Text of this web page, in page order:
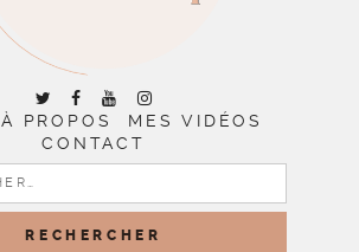
À PROPOS
MES VIDÉOS
CONTACT
RECHERCHER :